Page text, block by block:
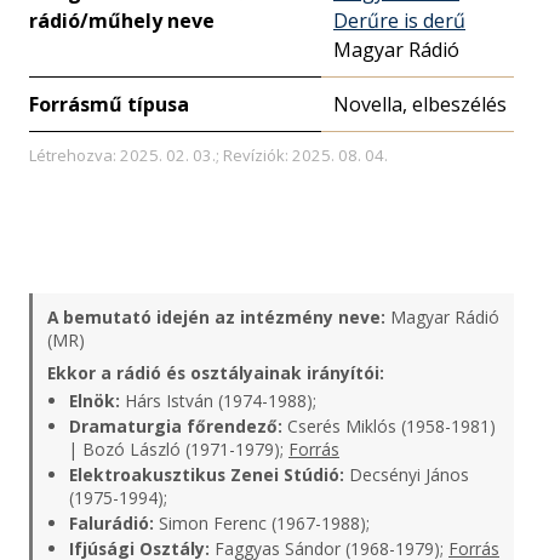
rádió/műhely neve
Derűre is derű
Magyar Rádió
Forrásmű típusa Novella, elbeszélés
Létrehozva: 2025. 02. 03.; Revíziók: 2025. 08. 04.
A bemutató idején az intézmény neve: Magyar Rádió
(MR)
Ekkor a rádió és osztályainak irányítói:
Elnök: Hárs István (1974-1988);
Dramaturgia főrendező: Cserés Miklós (1958-1981)
| Bozó László (1971-1979); Forrás
Elektroakusztikus Zenei Stúdió: Decsényi János
(1975-1994);
Falurádió: Simon Ferenc (1967-1988);
Ifjúsági Osztály: Faggyas Sándor (1968-1979); Forrás